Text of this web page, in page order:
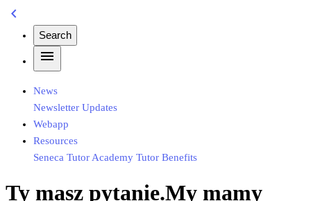
chevron_left
Search
menu
News
Newsletter Updates
Webapp
Resources
Seneca Tutor Academy Tutor Benefits
Ty masz pytanie.My mamy